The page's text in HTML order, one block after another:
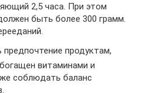
2,5 часа. При этом
быть более 300 грамм.
продуктам,
витаминами и
соблюдать баланс